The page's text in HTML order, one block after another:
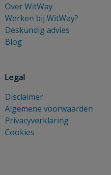
Over WitWay
Werken bij WitWay?
Deskundig advies
Blog
Legal
Disclaimer
Algemene voorwaarden
Privacyverklaring
Cookies